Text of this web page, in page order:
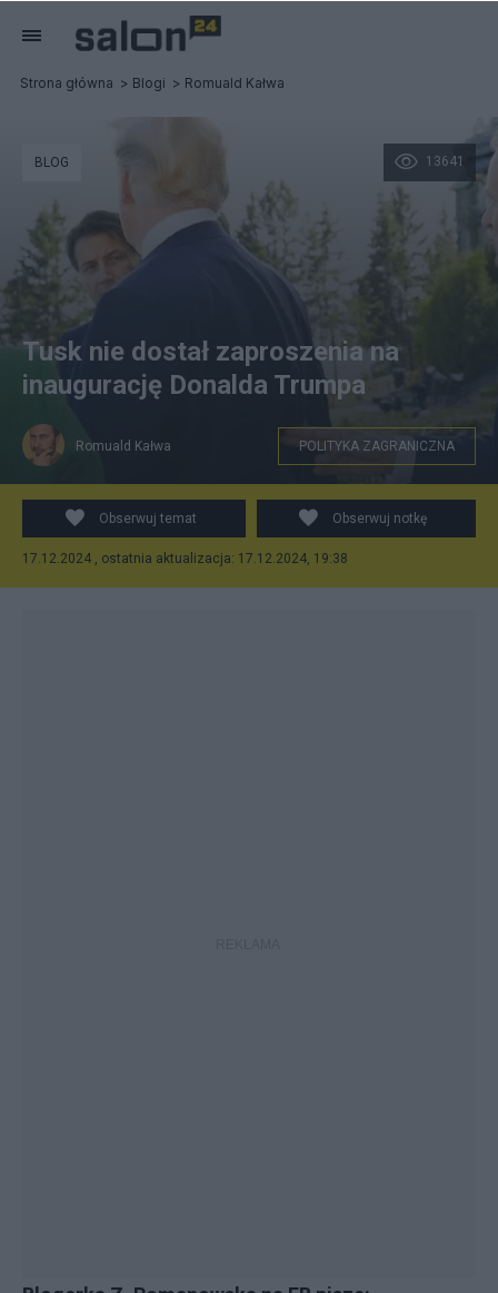
Strona główna Blogi Romuald Kałwa
zrzut ekranu: Romuald Kałwa
13641
BLOG
Tusk nie dostał zaproszenia na
inaugurację Donalda Trumpa
Romuald Kałwa POLITYKA ZAGRANICZNA
Obserwuj temat Obserwuj notkę
17.12.2024 , ostatnia aktualizacja: 17.12.2024, 19:38